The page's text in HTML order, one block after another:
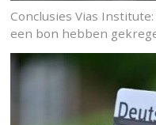
Conclusies Vias
een bon hebben